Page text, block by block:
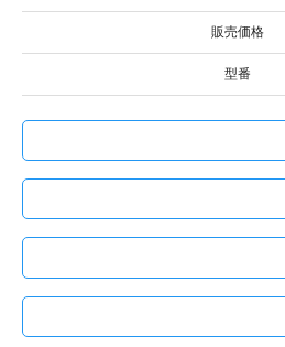
販売価格
型番